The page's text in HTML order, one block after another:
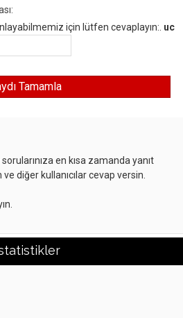
için lütfen cevaplayın:. uc
en kısa zamanda yanıt
diğer kullanıcılar cevap versin.